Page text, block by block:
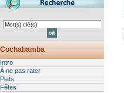
Cochabamba
Intro
À ne pas rater
Plats
Fêtes